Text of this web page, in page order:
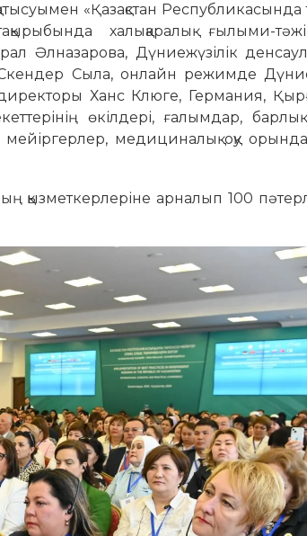
«Қазақстан Республикасында
халықаралық ғылыми-
Әлназарова, Дүниежүзілік
Сыла, онлайн режимде
Ханс Клюге, Германия,
өкілдері, ғалымдар, барлық
мейіргерлер, медициналық оқу
қызметкерлеріне арналып 100